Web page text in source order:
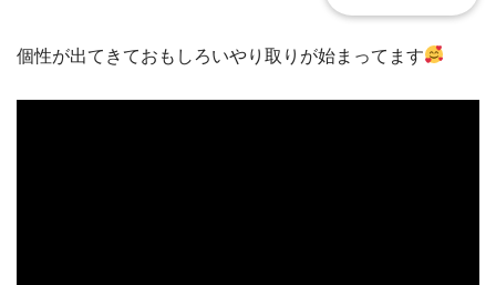
個性が出てきておもしろいやり取りが始まってます